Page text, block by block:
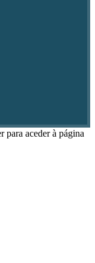
para aceder à página